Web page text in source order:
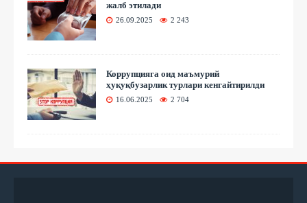
жалб этилади
26.09.2025 2 243
Коррупцияга оид маъмурий
ҳуқуқбузарлик турлари кенгайтирилди
16.06.2025 2 704